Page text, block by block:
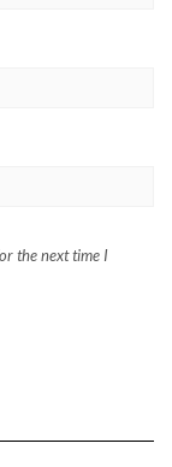
the next time I